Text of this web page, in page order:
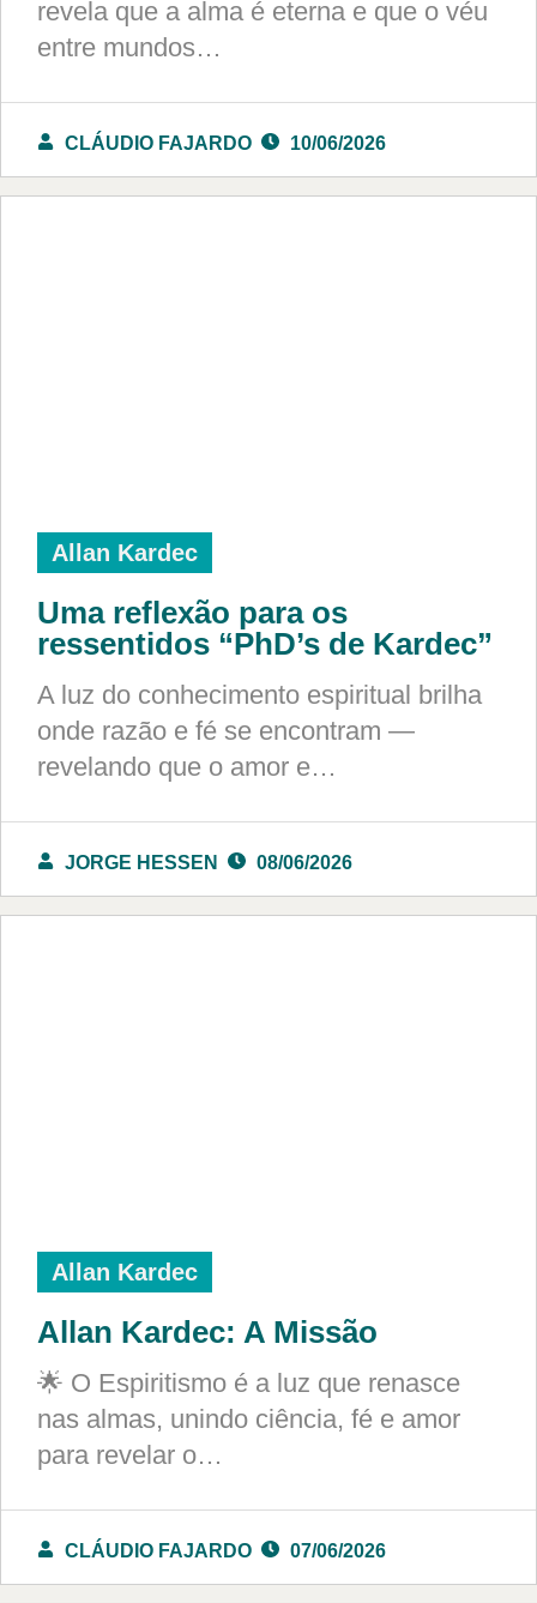
revela que a alma é eterna e que o véu
entre mundos…
CLÁUDIO FAJARDO 10/06/2026
Allan Kardec
Uma reflexão para os
ressentidos “PhD’s de Kardec”
A luz do conhecimento espiritual brilha
onde razão e fé se encontram —
revelando que o amor e…
JORGE HESSEN 08/06/2026
Allan Kardec
Allan Kardec: A Missão
🌟 O Espiritismo é a luz que renasce
nas almas, unindo ciência, fé e amor
para revelar o…
CLÁUDIO FAJARDO 07/06/2026